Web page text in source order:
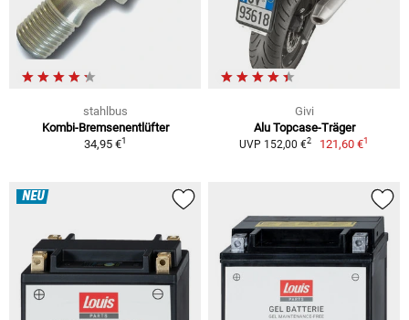
stahlbus
Kombi-Bremsenentlüfter
34,95 €1
Givi
Alu Topcase-Träger
UVP 152,00 €2 121,60 €1
NEU